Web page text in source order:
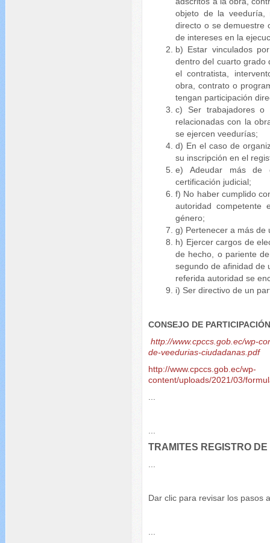
objeto de la veeduría,
directo o se demuestre
de intereses en la
b) Estar vinculados
dentro del cuarto grado
el contratista,
obra, contrato o
tengan participación
c) Ser trabajadores o
relacionadas con la
se ejercen veedurías;
d) En el caso de
su inscripción en el
e) Adeudar más de
certificación judicial;
f) No haber cumplido
autoridad competente
género;
g) Pertenecer a más de
h) Ejercer cargos de
de hecho, o pariente
segundo de afinidad de
referida autoridad se
i) Ser directivo de un
CONSEJO DE
http://www.cpccs.gob.ec/wp-
de-veedurias-ciudadanas.pdf
http://www.cpccs.gob.ec/wp-
content/uploads/2021/03/
...
...
TRAMITES REGISTRO
...
Dar clic para revisar los pasos
...